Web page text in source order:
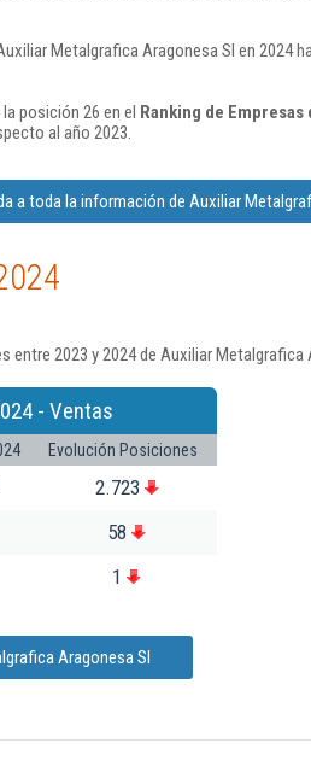
Metalgrafica Aragonesa Sl en 2024
posición 26 en el Ranking de
al año 2023.
a toda la información de Auxiliar
2023 y 2024 de Auxiliar
- Ventas
Evolución Posiciones
2.723
58
1
Aragonesa Sl